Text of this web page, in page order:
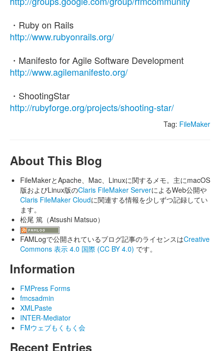
・Ruby on Rails
http://www.rubyonrails.org/
・Manifesto for Agile Software Development
http://www.agilemanifesto.org/
・ShootingStar
http://rubyforge.org/projects/shooting-star/
Tag: FileMaker
About This Blog
FileMakerとApache、Mac、Linuxに関するメモ。主にmacOS
版およびLinux版のClaris FileMaker ServerによるWeb公開や
Claris FileMaker Cloudに関連する情報を少しずつ記録してい
ます。
松尾 篤（Atsushi Matsuo）
FAMLogで公開されているブログ記事のライセンスはCreative
Commons 表示 4.0 国際 (CC BY 4.0) です。
Information
FMPress Forms
fmcsadmin
XMLPaste
INTER-Mediator
FMウェブもくもく会
Recent Entries